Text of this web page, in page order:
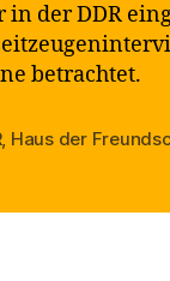
der DDR
betrachtet.
, Haus der